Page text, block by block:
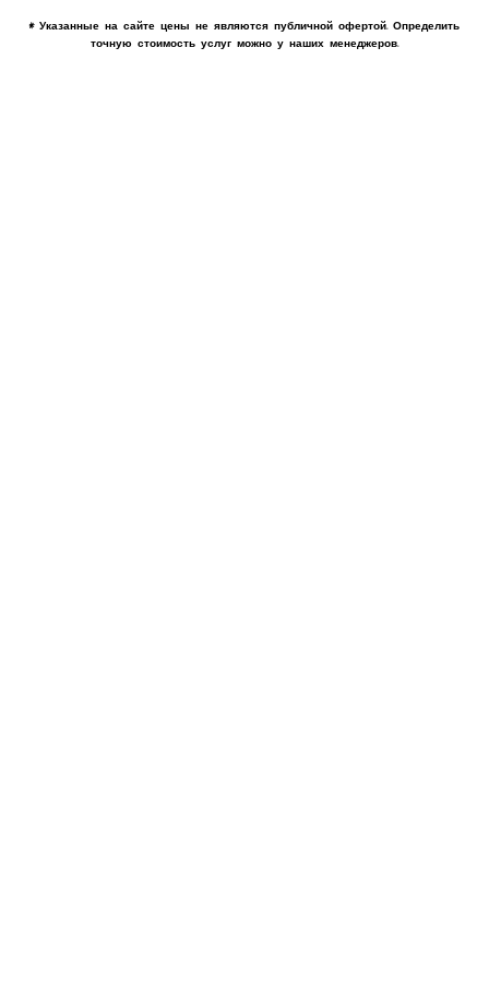
* Указанные на сайте цены не являются публичной офертой. Определить
точную стоимость услуг можно у наших менеджеров.